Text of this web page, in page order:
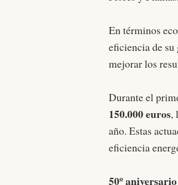
En términos
eficiencia de
mejorar los
Durante el
150.000 euros,
año. Estas
eficiencia
50º